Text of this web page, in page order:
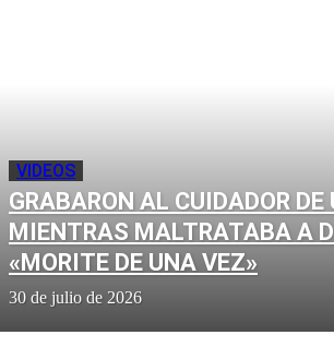
VIDEOS
GRABARON AL CUIDADOR DE
MIENTRAS MALTRATABA A
«MORITE DE UNA VEZ»
30 de julio de 2026